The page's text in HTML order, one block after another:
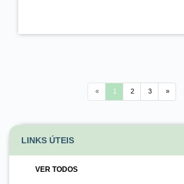
« 1 2 3 »
LINKS ÚTEIS
VER TODOS